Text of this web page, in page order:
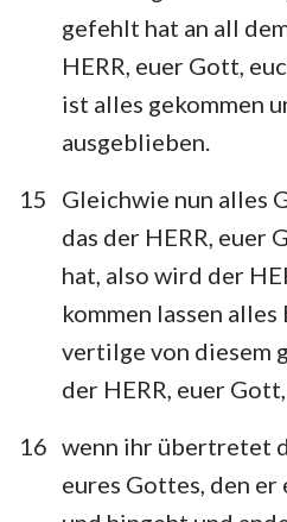
gefehlt hat an all
HERR, euer Gott,
ist alles gekommen
ausgeblieben.
15
Gleichwie nun alles
das der HERR, euer
hat, also wird der
kommen lassen alles
vertilge von diesem
der HERR, euer
16 wenn ihr übertretet
eures Gottes, den er